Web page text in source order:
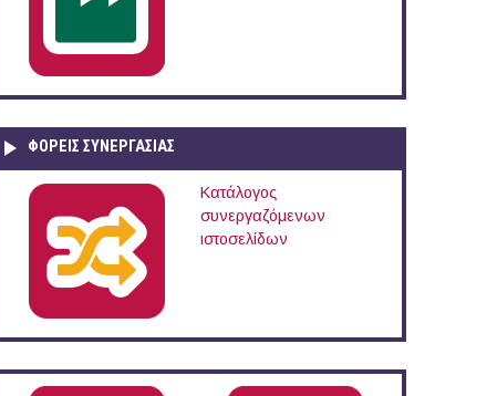
ΦΟΡΕΙΣ ΣΥΝΕΡΓΑΣΙΑΣ
Κατάλογος
συνεργαζόμενων
ιστοσελίδων